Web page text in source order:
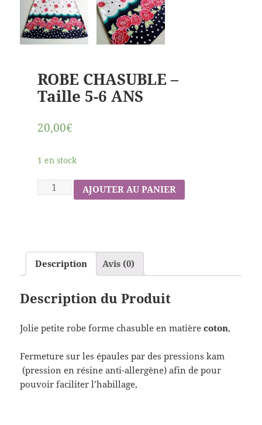
ROBE CHASUBLE –
Taille 5-6 ANS
20,00€
1 en stock
AJOUTER AU PANIER
Description Avis (0)
Description du Produit
Jolie petite robe forme chasuble en matièrecoton,
Fermeture sur les épaules par des pressions kam
(pression en résine anti-allergène) afin de pour
pouvoir faciliter l’habillage,